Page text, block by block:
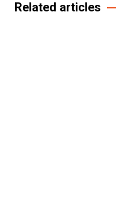
Related articles